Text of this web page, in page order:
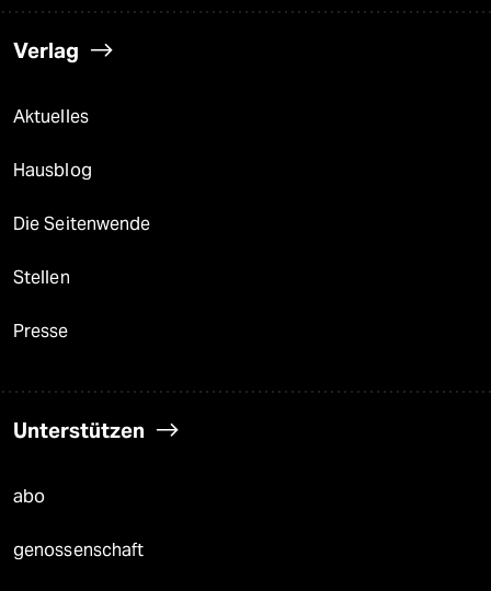
Verlag
Aktuelles
Hausblog
Die Seitenwende
Stellen
Presse
Unterstützen
abo
genossenschaft